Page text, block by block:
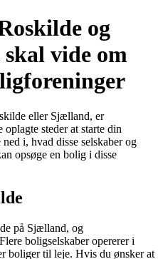
og
vide om
eller Sjælland, er
steder at starte din
i, hvad disse selskaber og
opsøge en bolig i disse
på Sjælland, og
boligselskaber opererer i
boliger til leje. Hvis du ønsker at